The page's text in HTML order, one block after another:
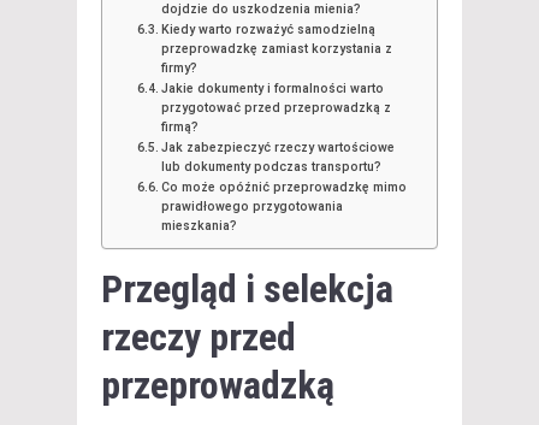
dojdzie do uszkodzenia mienia?
Kiedy warto rozważyć samodzielną
przeprowadzkę zamiast korzystania z
firmy?
Jakie dokumenty i formalności warto
przygotować przed przeprowadzką z
firmą?
Jak zabezpieczyć rzeczy wartościowe
lub dokumenty podczas transportu?
Co może opóźnić przeprowadzkę mimo
prawidłowego przygotowania
mieszkania?
Przegląd i selekcja
rzeczy przed
przeprowadzką